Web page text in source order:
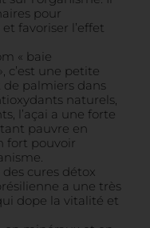
pour
favoriser l’effet
« baie
c’est une petite
palmiers dans
naturels,
l’açai a une forte
pauvre en
fort pouvoir
cures détox
a une très
dope la vitalité et